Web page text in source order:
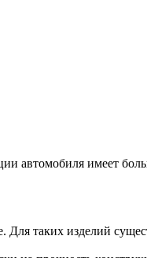
автомобиля имеет
таких изделий